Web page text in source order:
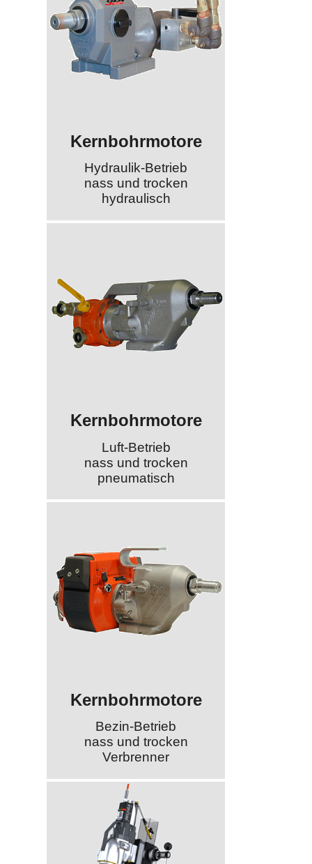
Kernbohrmotore
Hydraulik-Betrieb
nass und trocken
hydraulisch
Kernbohrmotore
Luft-Betrieb
nass und trocken
pneumatisch
Kernbohrmotore
Bezin-Betrieb
nass und trocken
Verbrenner